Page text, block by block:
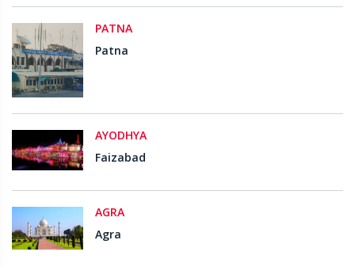
PATNA
Patna
AYODHYA
Faizabad
AGRA
Agra